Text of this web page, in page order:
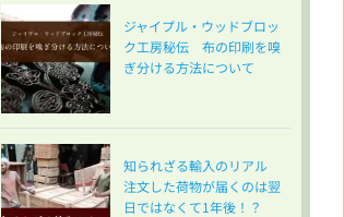
ジャイプル・ウッドブロッ
ク工房秘伝 布の印刷を嗅
ぎ分ける方法について
知られざる輸入のリアル
注文した荷物が届くのは翌
日ではなくて1年後！？